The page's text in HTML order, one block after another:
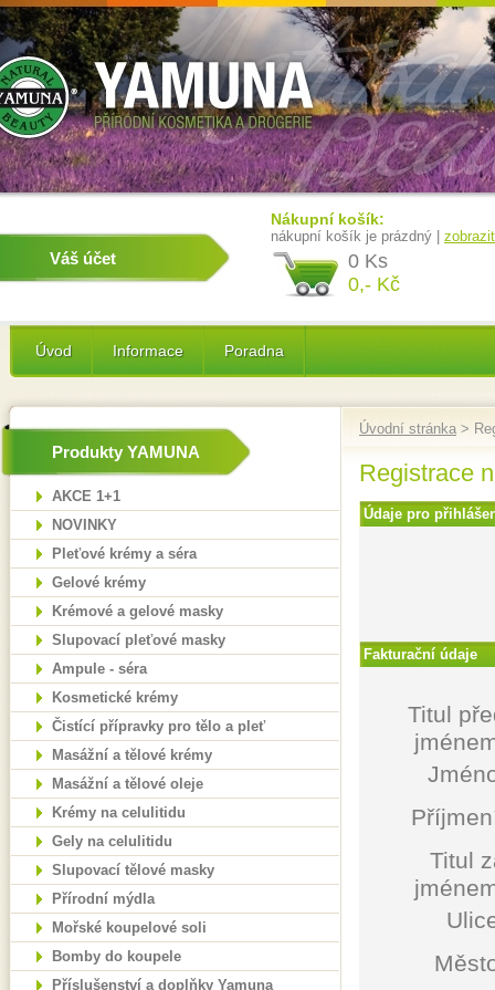
Váš účet
Nákupní košík:
nákupní košík je prázdný |
0 Ks
0,- Kč
Úvod Informace Poradna
Produkty YAMUNA
AKCE 1+1
NOVINKY
Pleťové krémy a séra
Gelové krémy
Krémové a gelové masky
Slupovací pleťové masky
Ampule - séra
Kosmetické krémy
Čistící přípravky pro tělo a pleť
Masážní a tělové krémy
Masážní a tělové oleje
Krémy na celulitidu
Gely na celulitidu
Slupovací tělové masky
Přírodní mýdla
Mořské koupelové soli
Bomby do koupele
Příslušenství a doplňky Yamuna
Úvodní stránka >
Registrace
Údaje pro
Fakturační údaje
Titul
Titul